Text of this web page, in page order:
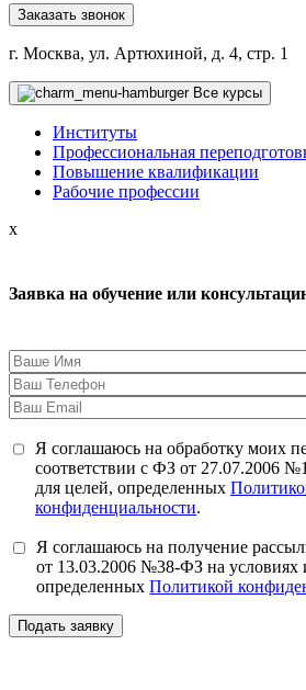
Заказать звонок
г. Москва, ул. Артюхиной, д. 4, стр. 1
Все курсы
Институты
Профессиональная
Повышение квалификации
Рабочие профессии
x
Заявка на обучение или
Я соглашаюсь на обработку моих
соответствии с ФЗ от 27.07.2006
для целей, определенных
конфиденциальности.
Я соглашаюсь на получение
от 13.03.2006 №38-ФЗ на условиях
определенныхПолитикой
Подать заявку